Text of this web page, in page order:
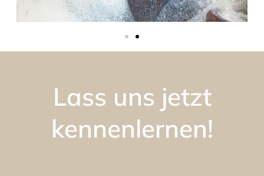
Lass uns jetzt
kennenlernen!